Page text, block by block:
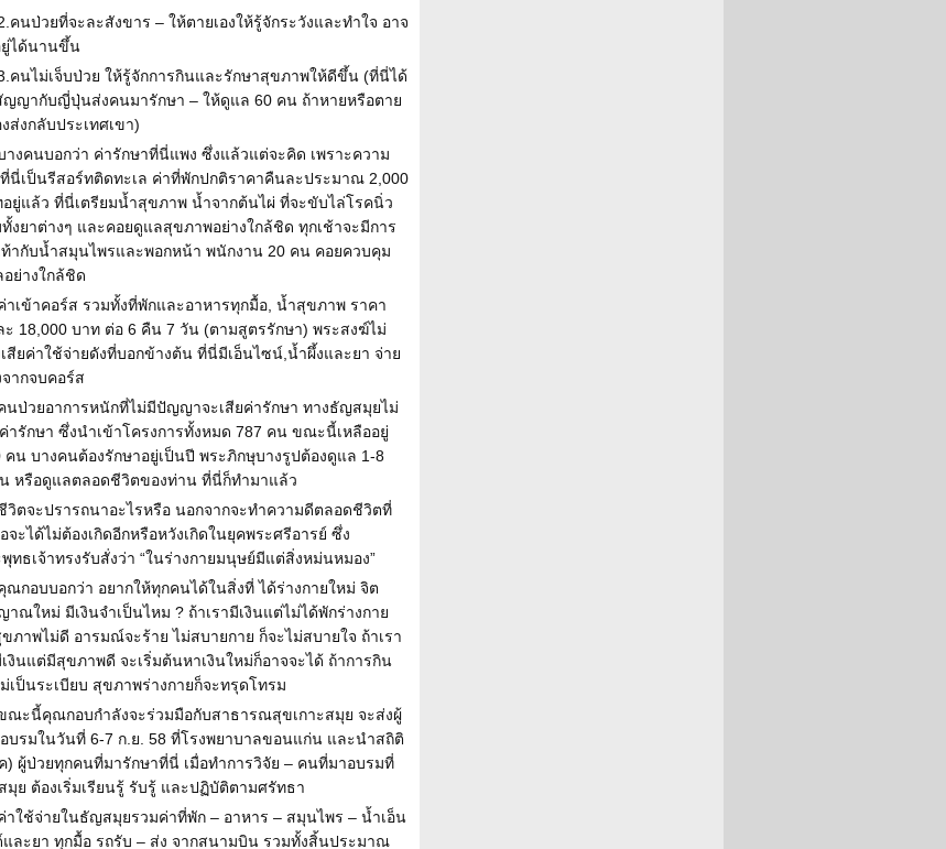
คนป่วยที่จะละสังขาร – ให้ตายเองให้รู้จักระวังและทำใจ อาจ
ยู่ได้นานขึ้น
คนไม่เจ็บป่วย ให้รู้จักการกินและรักษาสุขภาพให้ดีขึ้น (ที่นี่ได้
ญญากับญี่ปุ่นส่งคนมารักษา – ให้ดูแล 60 คน ถ้าหายหรือตาย
ส่งกลับประเทศเขา)
างคนบอกว่า ค่ารักษาที่นี่แพง ซึ่งแล้วแต่จะคิด เพราะความ
นี่เป็นรีสอร์ทติดทะเล ค่าที่พักปกติราคาคืนละประมาณ 2,000
ยู่แล้ว ที่นี่เตรียมน้ำสุขภาพ น้ำจากต้นไผ่ ที่จะขับไล่โรคนิ่ว
งยาต่างๆ และคอยดูแลสุขภาพอย่างใกล้ชิด ทุกเช้าจะมีการ
ท้ากับน้ำสมุนไพรและพอกหน้า พนักงาน 20 คน คอยควบคุม
ย่างใกล้ชิด
าเข้าคอร์ส รวมทั้งที่พักและอาหารทุกมื้อ, น้ำสุขภาพ ราคา
ะ 18,000 บาท ต่อ 6 คืน 7 วัน (ตามสูตรรักษา) พระสงฆ์ไม่
เสียค่าใช้จ่ายดังที่บอกข้างต้น ที่นี่มีเอ็นไซน์,น้ำผึ้งและยา จ่าย
ากจบคอร์ส
นป่วยอาการหนักที่ไม่มีปัญญาจะเสียค่ารักษา ทางธัญสมุยไม่
ค่ารักษา ซึ่งนำเข้าโครงการทั้งหมด 787 คน ขณะนี้เหลืออยู่
คน บางคนต้องรักษาอยู่เป็นปี พระภิกษุบางรูปต้องดูแล 1-8
น หรือดูแลตลอดชีวิตของท่าน ที่นี่ก็ทำมาแล้ว
วิตจะปรารถนาอะไรหรือ นอกจากจะทำความดีตลอดชีวิตที่
จะได้ไม่ต้องเกิดอีกหรือหวังเกิดในยุคพระศรีอารย์ ซึ่ง
ทธเจ้าทรงรับสั่งว่า “ในร่างกายมนุษย์มีแต่สิ่งหม่นหมอง”
ณกอบบอกว่า อยากให้ทุกคนได้ในสิ่งที่ ได้ร่างกายใหม่ จิต
ณใหม่ มีเงินจำเป็นไหม ? ถ้าเรามีเงินแต่ไม่ได้พักร่างกาย
ภาพไม่ดี อารมณ์จะร้าย ไม่สบายกาย ก็จะไม่สบายใจ ถ้าเรา
งินแต่มีสุขภาพดี จะเริ่มต้นหาเงินใหม่ก็อาจจะได้ ถ้าการกิน
เป็นระเบียบ สุขภาพร่างกายก็จะทรุดโทรม
ณะนี้คุณกอบกำลังจะร่วมมือกับสาธารณสุขเกาะสมุย จะส่งผู้
อบรมในวันที่ 6-7 ก.ย. 58 ที่โรงพยาบาลขอนแก่น และนำสถิติ
) ผู้ป่วยทุกคนที่มารักษาที่นี่ เมื่อทำการวิจัย – คนที่มาอบรมที่
มุย ต้องเริ่มเรียนรู้ รับรู้ และปฏิบัติตามศรัทธา
าใช้จ่ายในธัญสมุยรวมค่าที่พัก – อาหาร – สมุนไพร – น้ำเอ็น
ละยา ทุกมื้อ รถรับ – ส่ง จากสนามบิน รวมทั้งสิ้นประมาณ